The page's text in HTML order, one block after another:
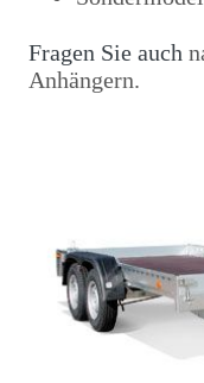
Fragen Sie auch
Anhängern.